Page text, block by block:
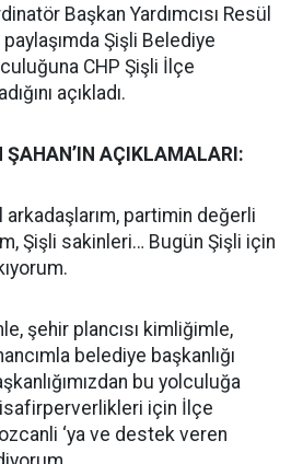
Başkan Yardımcısı Resül
paylaşımda Şişli Belediye
CHP Şişli İlçe
açıkladı.
ŞAHAN’IN AÇIKLAMALARI:
arkadaşlarım, partimin değerli
Şişli sakinleri… Bugün Şişli için
şehir plancısı kimliğimle,
belediye başkanlığı
bu yolculuğa
için İlçe
‘ya ve destek veren